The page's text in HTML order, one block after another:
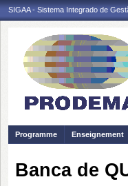
SIGAA - Sistema Integrado de
Programme
Enseignement
Banca de